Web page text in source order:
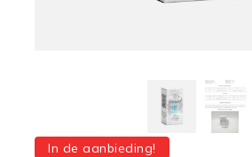
In de aanbieding!